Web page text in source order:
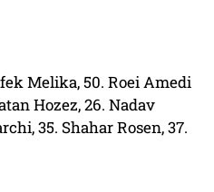
Melika, 50. Roei Amedi
Hozez, 26. Nadav
35. Shahar Rosen, 37.